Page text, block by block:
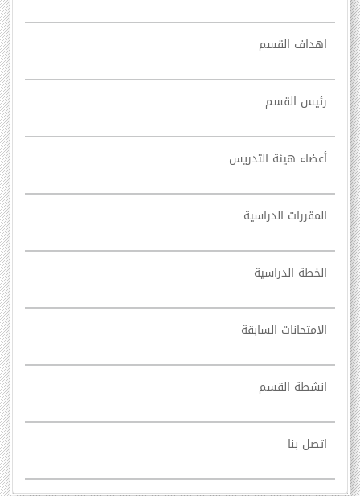
اهداف القسم
رئيس القسم
أعضاء هيئة التدريس
المقررات الدراسية
الخطة الدراسية
الامتحانات السابقة
انشطة القسم
اتصل بنا